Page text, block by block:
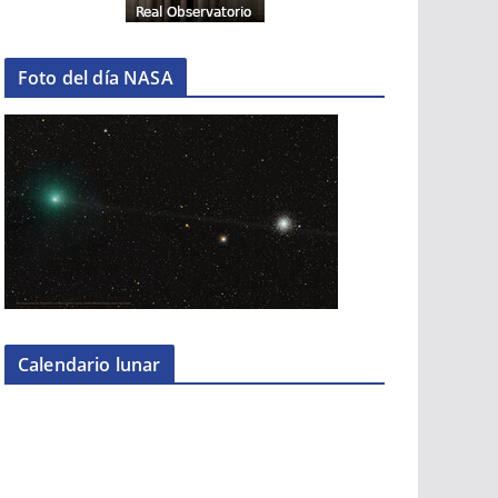
Foto del día NASA
Calendario lunar